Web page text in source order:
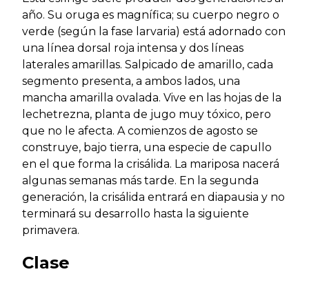
año. Su oruga es magnífica; su cuerpo negro o
verde (según la fase larvaria) está adornado con
una línea dorsal roja intensa y dos líneas
laterales amarillas. Salpicado de amarillo, cada
segmento presenta, a ambos lados, una
mancha amarilla ovalada. Vive en las hojas de la
lechetrezna, planta de jugo muy tóxico, pero
que no le afecta. A comienzos de agosto se
construye, bajo tierra, una especie de capullo
en el que forma la crisálida. La mariposa nacerá
algunas semanas más tarde. En la segunda
generación, la crisálida entrará en diapausia y no
terminará su desarrollo hasta la siguiente
primavera.
Clase